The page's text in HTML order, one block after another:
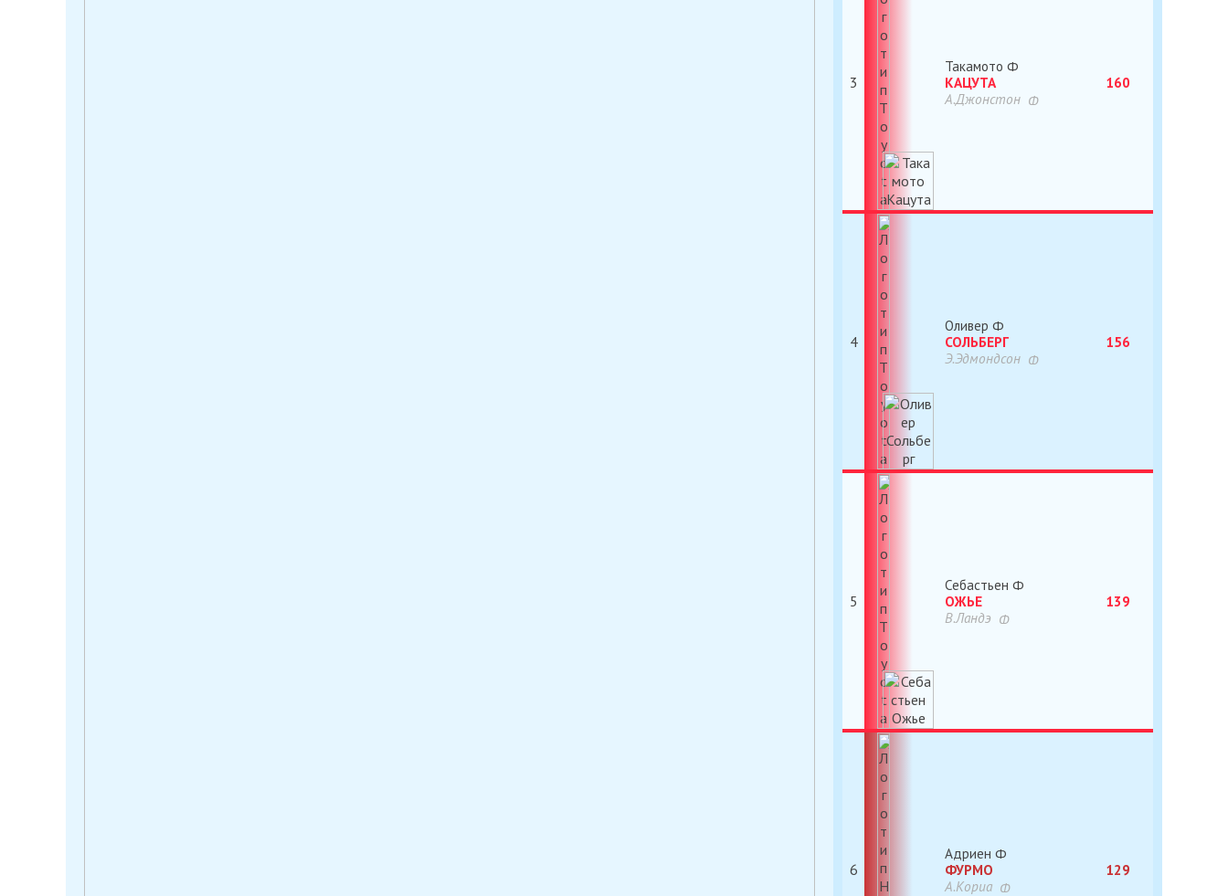
3
Такамото
КАЦУТА
А.Джонстон
160
4
Оливер
СОЛЬБЕРГ
Э.Эдмондсон
156
5
Себастьен
ОЖЬЕ
В.Ландэ
139
6
Адриен
ФУРМО
А.Кориа
129